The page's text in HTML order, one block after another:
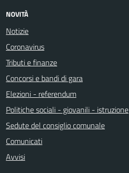
NOVITÀ
Notizie
Coronavirus
Tributi e finanze
Concorsi e bandi di gara
Elezioni - referendum
Politiche sociali - giovanili - istruzione
Sedute del consiglio comunale
Comunicati
Avvisi